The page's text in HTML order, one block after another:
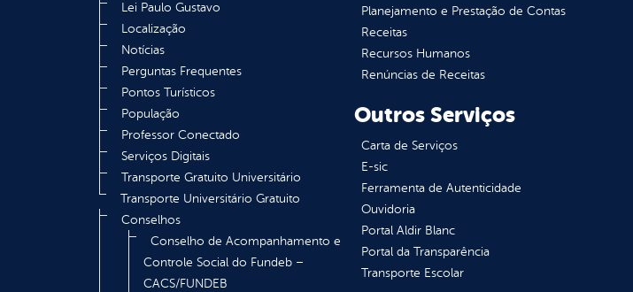
Lei Paulo Gustavo
Localização
Notícias
Perguntas Frequentes
Pontos Turísticos
População
Professor Conectado
Serviços Digitais
Transporte Gratuito Universitário
Transporte Universitário Gratuito
Conselhos
Conselho de Acompanhamento e
Controle Social do Fundeb –
CACS/FUNDEB
Planejamento e Prestação de Contas
Receitas
Recursos Humanos
Renúncias de Receitas
Outros Serviços
Carta de Serviços
E-sic
Ferramenta de Autenticidade
Ouvidoria
Portal Aldir Blanc
Portal da Transparência
Transporte Escolar